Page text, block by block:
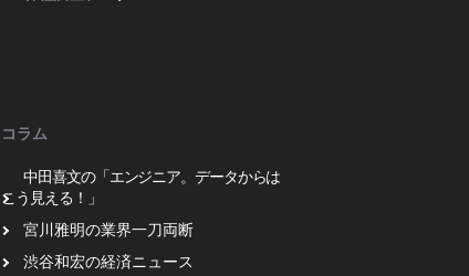
コラム
中田喜文の「エンジニア。データからは
こう見える！」
宮川雅明の業界一刀両断
渋谷和宏の経済ニュース